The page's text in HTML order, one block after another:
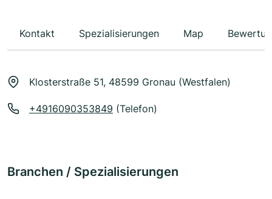
Kontakt Spezialisierungen Map
Klosterstraße 51, 48599 Gronau (Westfalen)
+4916090353849 (Telefon)
Branchen / Spezialisierungen